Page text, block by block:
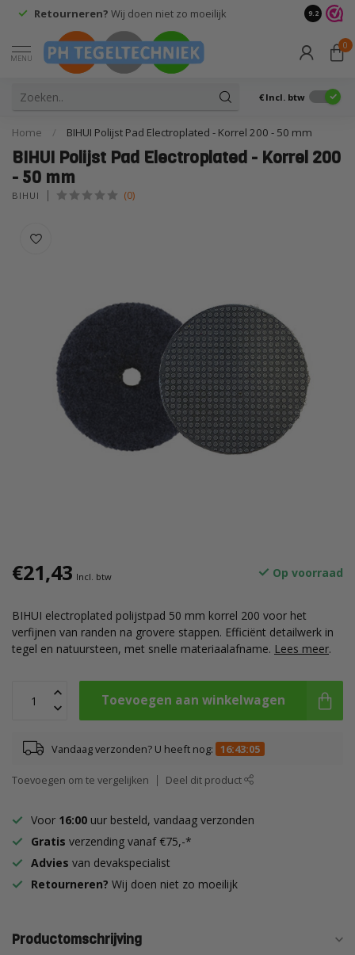
Retourneren? Wij doen niet zo moeilijk 9.2
MENU
0
€ Incl. btw
Home / BIHUI Polijst Pad Electroplated - Korrel 200 - 50 mm
BIHUI Polijst Pad Electroplated - Korrel 200
- 50 mm
BIHUI (0)
€21,43 Incl. btw Op voorraad
BIHUI electroplated polijstpad 50 mm korrel 200 voor het
verfijnen van randen na grovere stappen. Efficiënt detailwerk in
tegel en natuursteen, met snelle materiaalafname. Lees meer.
Toevoegen aan winkelwagen
Vandaag verzonden? U heeft nog: 16:43:05
Toevoegen om te vergelijken Deel dit product
Voor 16:00 uur besteld, vandaag verzonden
Gratis verzending vanaf €75,-*
Advies van devakspecialist
Retourneren? Wij doen niet zo moeilijk
Productomschrijving